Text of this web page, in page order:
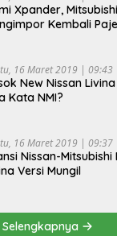
Xpander,
Kembali
16 Maret 2019 | 09:43
New Nissan
Kata NMI?
16 Maret 2019 | 09:37
Nissan-Mitsubishi
Versi Mungil
Selengkapnya